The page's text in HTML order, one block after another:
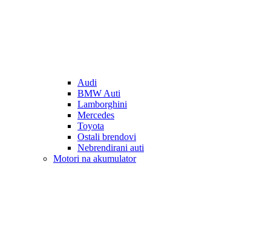
Audi
BMW Auti
Lamborghini
Mercedes
Toyota
Ostali brendovi
Nebrendirani auti
Motori na akumulator